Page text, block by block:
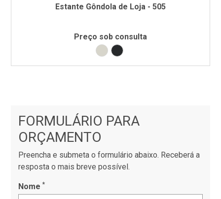
Estante Gôndola de Loja - 505
Preço sob consulta
Branco RAL9002
Preto RAL9005
FORMULÁRIO PARA
ORÇAMENTO
Preencha e submeta o formulário abaixo. Receberá a
resposta o mais breve possível.
Nome*